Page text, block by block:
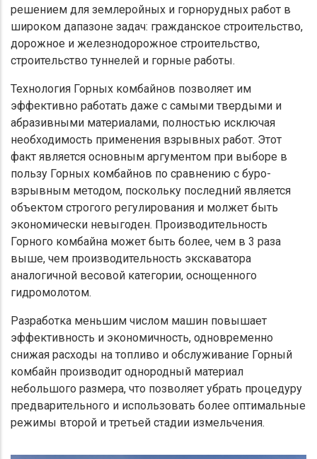
решением для землеройных и горнорудных работ в
широком дапазоне задач: гражданское строительство,
дорожное и железнодорожное строительство,
строительство туннелей и горные работы.
Технология Горных комбайнов позволяет им
эффективно работать даже с самыми твердыми и
абразивными материалами, полностью исключая
необходимость применения взрывных работ. Этот
факт является основным аргументом при выборе в
пользу Горных комбайнов по сравнению с буро-
взрывным методом, поскольку последний является
объектом строгого регулирования и молжет быть
экономически невыгоден. Производительность
Горного комбайна может быть более, чем в 3 раза
выше, чем производительность экскаватора
аналогичной весовой категории, оснощенного
гидромолотом.
Разработка меньшим числом машин повышает
эффективность и экономичность, одновременно
снижая расходы на топливо и обслуживание Горный
комбайн производит однородный материал
небольшого размера, что позволяет убрать процедуру
предварительного и использовать более оптимальные
режимы второй и третьей стадии измельчения.